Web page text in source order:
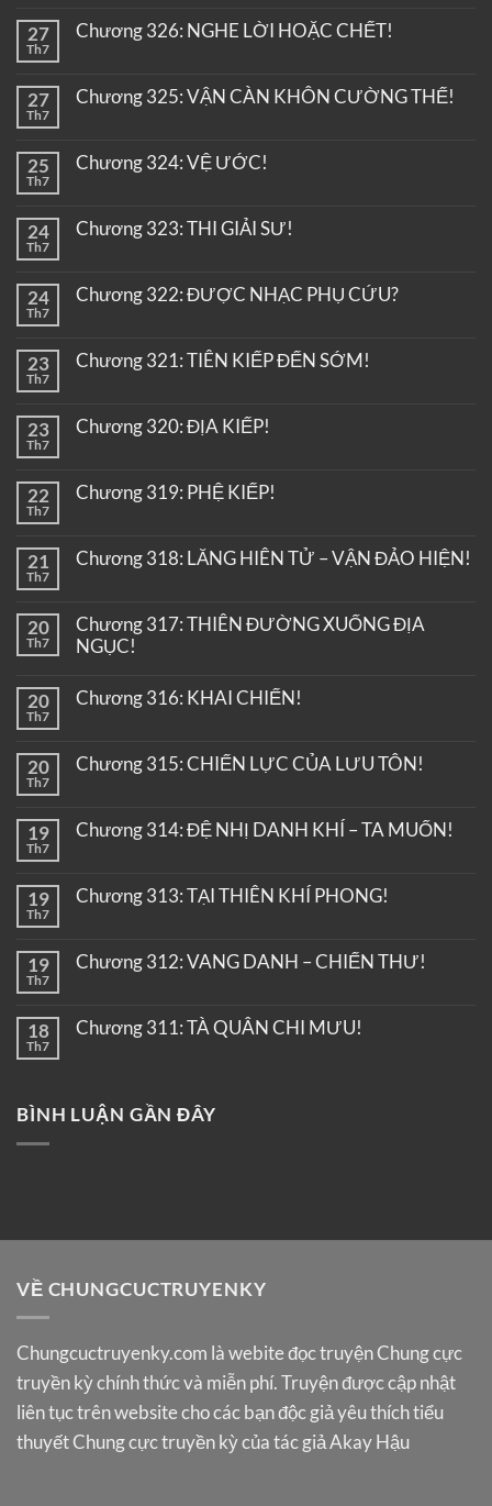
27
Th7
Chương 326: NGHE LỜI HOẶC CHẾT!
27
Th7
Chương 325: VẬN CÀN KHÔN CƯỜNG THẾ!
25
Th7
Chương 324: VỆ ƯỚC!
24
Th7
Chương 323: THI GIẢI SƯ!
24
Th7
Chương 322: ĐƯỢC NHẠC PHỤ CỨU?
23
Th7
Chương 321: TIÊN KIẾP ĐẾN SỚM!
23
Th7
Chương 320: ĐỊA KIẾP!
22
Th7
Chương 319: PHỆ KIẾP!
21
Th7
Chương 318: LĂNG HIÊN TỬ – VẬN ĐẢO HIỆN!
20
Th7
Chương 317: THIÊN ĐƯỜNG XUỐNG ĐỊA
NGỤC!
20
Th7
Chương 316: KHAI CHIẾN!
20
Th7
Chương 315: CHIẾN LỰC CỦA LƯU TÔN!
19
Th7
Chương 314: ĐỆ NHỊ DANH KHÍ – TA MUỐN!
19
Th7
Chương 313: TẠI THIÊN KHÍ PHONG!
19
Th7
Chương 312: VANG DANH – CHIẾN THƯ!
18
Th7
Chương 311: TÀ QUÂN CHI MƯU!
BÌNH LUẬN GẦN ĐÂY
VỀ CHUNGCUCTRUYENKY
Chungcuctruyenky.com là webite đọc truyện Chung cực
truyền kỳ chính thức và miễn phí. Truyện được cập nhật
liên tục trên website cho các bạn độc giả yêu thích tiểu
thuyết Chung cực truyền kỳ của tác giả Akay Hậu